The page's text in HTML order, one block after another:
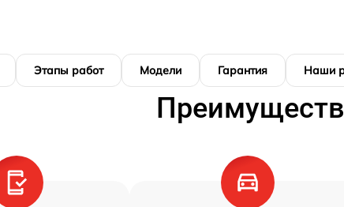
Этапы работ Модели Гарантия Наши